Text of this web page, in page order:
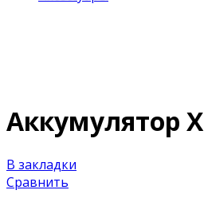
Аккумулятор
В закладки
Сравнить